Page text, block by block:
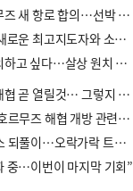
이란 “오만과 호르무즈 새 항로 합의…선박 안전은 보장 못해”
이란 대통령 "현재 새로운 최고지도자와 소통 어려운 상황"
트럼프 “이란과 합의하고 싶다…살상 원치 않아”
트럼프 "호르무즈 해협 곧 열릴것… 그렇지 않으면 이란에 강력 공격"
美 "조만간 이란과 호르무즈 해협 개방 관련된 합의 이뤄질 것"
이란 공습 경고·취소 되풀이…오락가락 트럼프 비꼰 ‘타코’
중…이번이 마지막 기회”